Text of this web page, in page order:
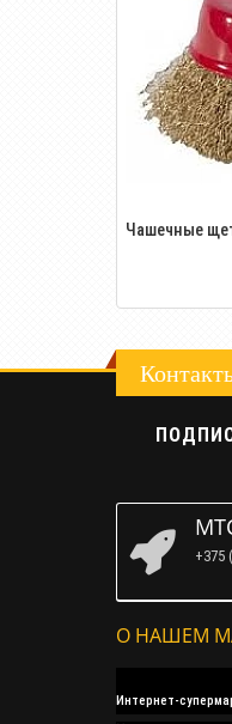
Чашечные
+375
О НАШЕМ
Интернет-